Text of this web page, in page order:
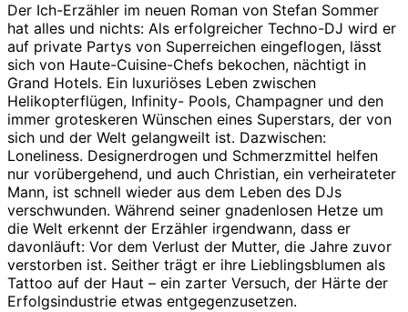
Der Ich-Erzähler im neuen Roman von Stefan Sommer
hat alles und nichts: Als erfolgreicher Techno-DJ wird er
auf private Partys von Superreichen eingeflogen, lässt
sich von Haute-Cuisine-Chefs bekochen, nächtigt in
Grand Hotels. Ein luxuriöses Leben zwischen
Helikopterflügen, Infinity- Pools, Champagner und den
immer groteskeren Wünschen eines Superstars, der von
sich und der Welt gelangweilt ist. Dazwischen:
Loneliness. Designerdrogen und Schmerzmittel helfen
nur vorübergehend, und auch Christian, ein verheirateter
Mann, ist schnell wieder aus dem Leben des DJs
verschwunden. Während seiner gnadenlosen Hetze um
die Welt erkennt der Erzähler irgendwann, dass er
davonläuft: Vor dem Verlust der Mutter, die Jahre zuvor
verstorben ist. Seither trägt er ihre Lieblingsblumen als
Tattoo auf der Haut – ein zarter Versuch, der Härte der
Erfolgsindustrie etwas entgegenzusetzen.